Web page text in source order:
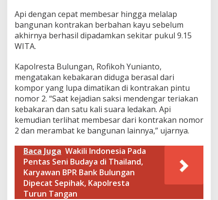
i
l
a
l
A
p
i
d
i
T
a
j
u
n
g
S
e
l
Api dengan cepat membesar hingga melalap
bangunan kontrakan berbahan kayu sebelum
akhirnya berhasil dipadamkan sekitar pukul 9.15
WITA.
Kapolresta Bulungan, Rofikoh Yunianto,
mengatakan kebakaran diduga berasal dari
kompor yang lupa dimatikan di kontrakan pintu
nomor 2. “Saat kejadian saksi mendengar teriakan
kebakaran dan satu kali suara ledakan. Api
kemudian terlihat membesar dari kontrakan nomor
2 dan merambat ke bangunan lainnya,” ujarnya.
Baca Juga Wakili Indonesia Pada
Pentas Seni Budaya di Thailand,
Karyawan BPR Bank Bulungan
Dipecat Sepihak, Kapolresta
Turun Tangan